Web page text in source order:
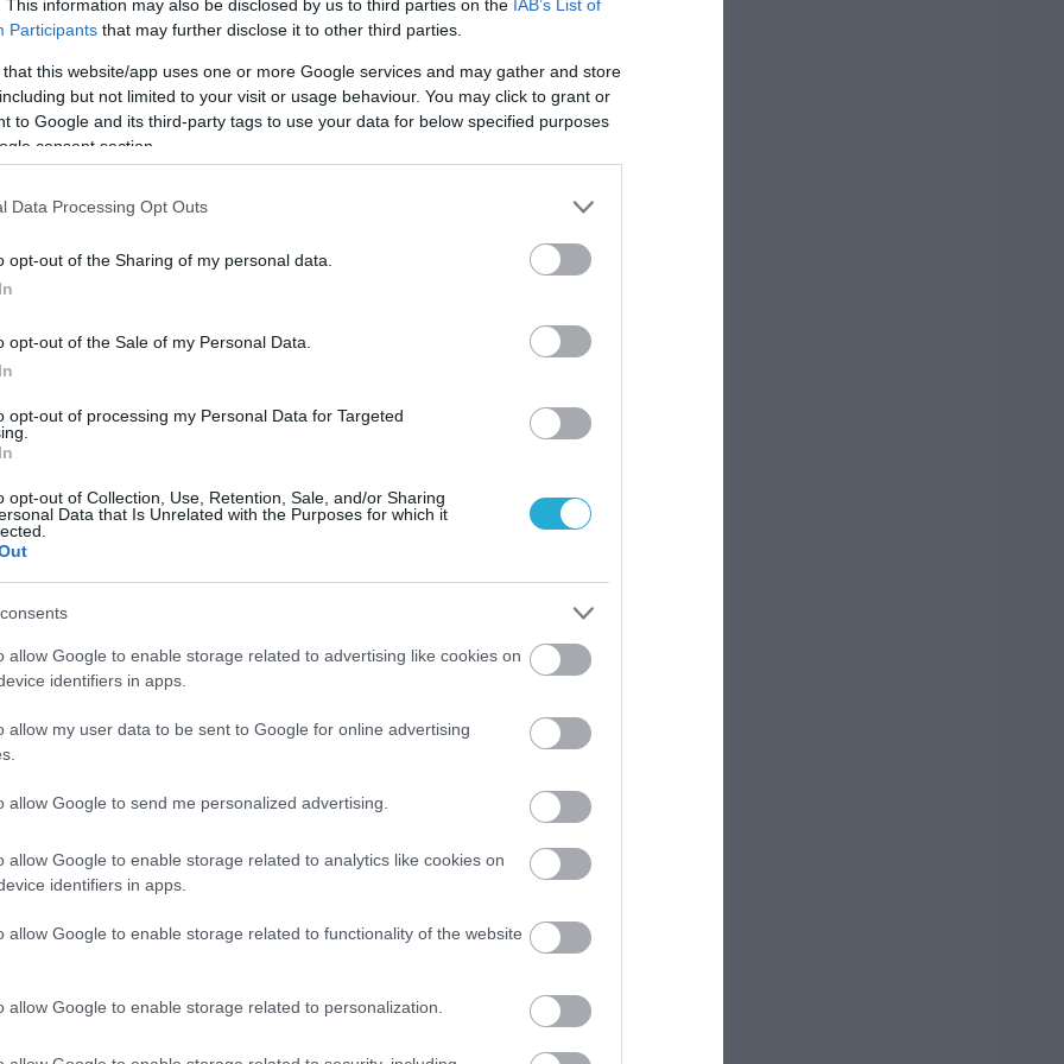
This information may also be disclosed by us to third parties on the IAB’s List of
Participants that may further disclose it to other third parties.
that this website/app uses one or more Google services and may gather and store
but not limited to your visit or usage behaviour. You may click to grant or
to Google and its third-party tags to use your data for below specified purposes
consent section.
Data Processing Opt Outs
opt-out of the Sharing of my personal data.
opt-out of the Sale of my Personal Data.
opt-out of processing my Personal Data for Targeted
opt-out of Collection, Use, Retention, Sale, and/or Sharing
Data that Is Unrelated with the Purposes for which it
allow Google to enable storage related to advertising like cookies on
identifiers in apps.
allow my user data to be sent to Google for online advertising
allow Google to send me personalized advertising.
allow Google to enable storage related to analytics like cookies on
identifiers in apps.
allow Google to enable storage related to functionality of the website
allow Google to enable storage related to personalization.
ΜΕ ΦΟΝΤΟ ΤΗΝ ΠΟΛΙΤΙΚΗ
σκηνικό θυμίζει κινούμενη άμμο, το
αντεπίθεσης απέναντι στην κυβέρνηση και
Διεύρυνσης και Συμπαράταξης υπό τον
σε πολιτικό μήνυμα πολλαπλών
χώρο της Αριστεράς
που αναζητούν νέο πολιτικό «λιμάνι»
ΠΟΥ ΑΛΛΑΖΟΥΝ ΤΙΣ